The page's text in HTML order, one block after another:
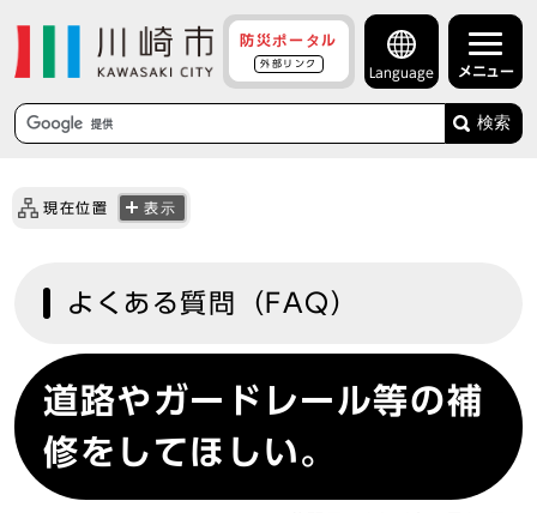
防災ポータル
外部リンク
Language メニュー
検索
現在位置 表示
よくある質問（FAQ）
道路やガードレール等の補
修をしてほしい。